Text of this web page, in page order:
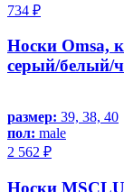
734 ₽
Носки Omsa,
серый/белый/
размер: 39, 38, 40
пол: male
2 562 ₽
Носки